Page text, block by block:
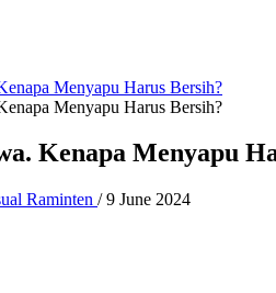
Menyapu Harus Bersih?
Menyapu Harus Bersih?
Kenapa Menyapu
Raminten /9 June 2024